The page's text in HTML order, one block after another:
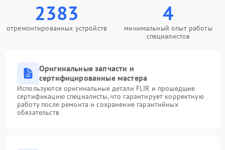
2383
отремонтированных устройств
4
минимальный опыт работы
специалистов
Оригинальные запчасти и
сертифицированные мастера
Используются оригинальные детали FLIR и прошедшие
сертификацию специалисты, что гарантирует корректную
работу после ремонта и сохранение гарантийных
обязательств